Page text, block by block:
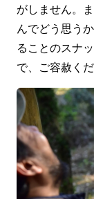
がしません。
んでどう思う
ることのスナ
で、ご容赦くだ